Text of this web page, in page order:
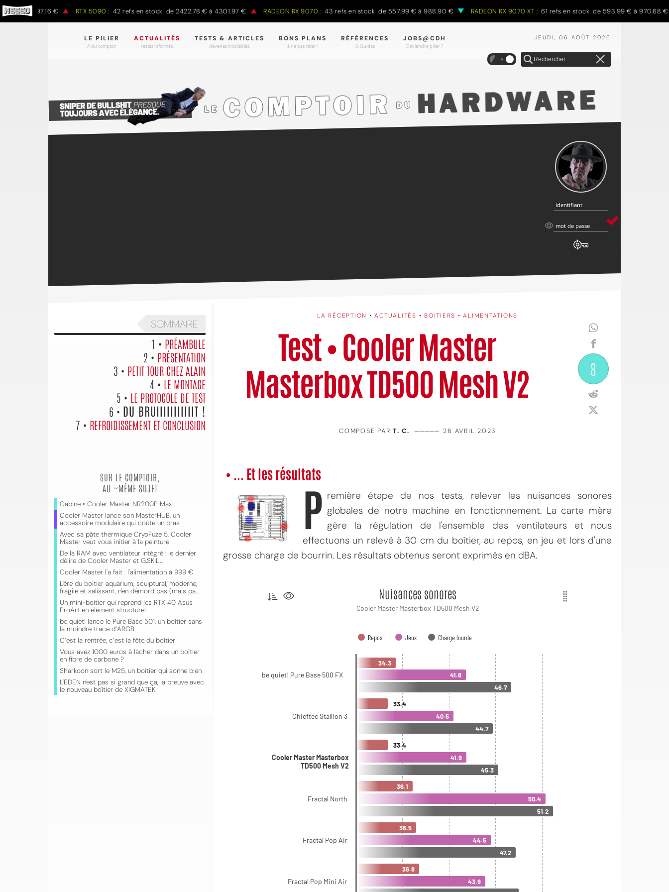
€ à 1497.16 € RTX 5090 : 42 refs en stock de 2422.78 € à 4301.97 € RADEON RX 9070 : 43 refs en stock de 557.99 € à 988.90 € RADEON RX 9070 XT : 61 refs en stock de 593.99 € à 970.68 €
JEUDI, 06 AOÛT 2026
LE PILIER
// du comptoir
ACTUALITÉS
restez informés.
TESTS & ARTICLES
devenez incollables.
BONS PLANS
à ne pas rater !
RÉFÉRENCES
& Guides
JOBS@CDH
Deviendre pilier ?
A
identifiant
identifiant
mot
mot de passe
LA RÉCEPTION •ACTUALITÉS • BOITIERS • ALIMENTATIONS
Test • Cooler Master
Masterbox TD500 Mesh V2
8
COMPOSÉ PAR T. C. ————— 26 AVRIL 2023
• ... Et les résultats
P remière étape de nos tests, relever les nuisances sonores
globales de notre machine en fonctionnement. La carte mère
gère la régulation de l'ensemble des ventilateurs et nous
effectuons un relevé à 30 cm du boîtier, au repos, en jeu et lors d'une
grosse charge de bourrin. Les résultats obtenus seront exprimés en dBA.
SOMMAIRE
1 • PRÉAMBULE
2 • PRÉSENTATION
3 • PETIT TOUR CHEZ ALAIN
4 • LE MONTAGE
5 • LE PROTOCOLE DE TEST
6 • DU BRUIIIIIIIIIIIT !
7 • REFROIDISSEMENT ET CONCLUSION
SUR LE COMPTOIR,
AU ~MÊME SUJET
Cabine • Cooler Master NR200P Max
Cooler Master lance son MasterHUB, un
accessoire modulaire qui coûte un bras
Avec sa pâte thermique CryoFuze 5, Cooler
Master veut vous initier à la peinture
De la RAM avec ventilateur intégré : le dernier
délire de Cooler Master et G.SKILL
Cooler Master l'a fait : l'alimentation à 999 €
L'ère du boitier aquarium, sculptural, moderne,
fragile et salissant, n'en démord pas (mais pa...
Un mini-boitier qui reprend les RTX 40 Asus
ProArt en élément structurel
be quiet! lance le Pure Base 501, un boîtier sans
la moindre trace d’ARGB
C’est la rentrée, c’est la fête du boîtier
Vous avez 1000 euros à lâcher dans un boîtier
en fibre de carbone ?
Sharkoon sort le M25, un boîtier qui sonne bien
L'EDEN n'est pas si grand que ça, la preuve avec
le nouveau boîtier de XIGMATEK